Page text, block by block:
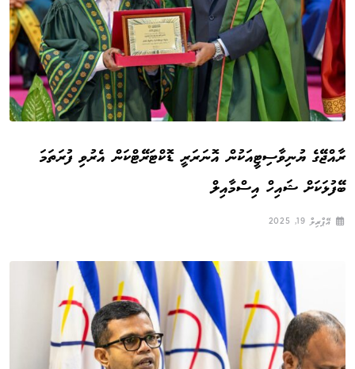
ރާއްޖޭގެ ޔުނިވާސިޓީއަކުން އޮނަރަރީ ޑޮކްޓަރޭޓްކަން އެރުވި ފުރަތަމަ
ބޭފުޅަކަށް ޝައިހް އިސްމާއިލް
އޭޕްރިލް 19, 2025